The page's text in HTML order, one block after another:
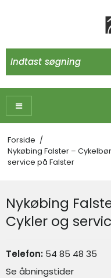
Forside /
Nykøbing Falster –
service på Falster
Nykøbing
Cykler og
Telefon: 54 85 48 35
Se åbningstider